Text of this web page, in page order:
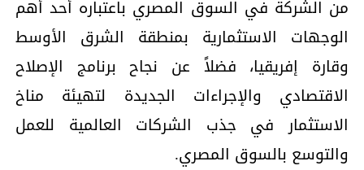
من الشركة في السوق المصري باعتباره أحد أهم
الوجهات الاستثمارية بمنطقة الشرق الأوسط
وقارة إفريقيا، فضلاً عن نجاح برنامج الإصلاح
الاقتصادي والإجراءات الجديدة لتهيئة مناخ
الاستثمار في جذب الشركات العالمية للعمل
والتوسع بالسوق المصري.